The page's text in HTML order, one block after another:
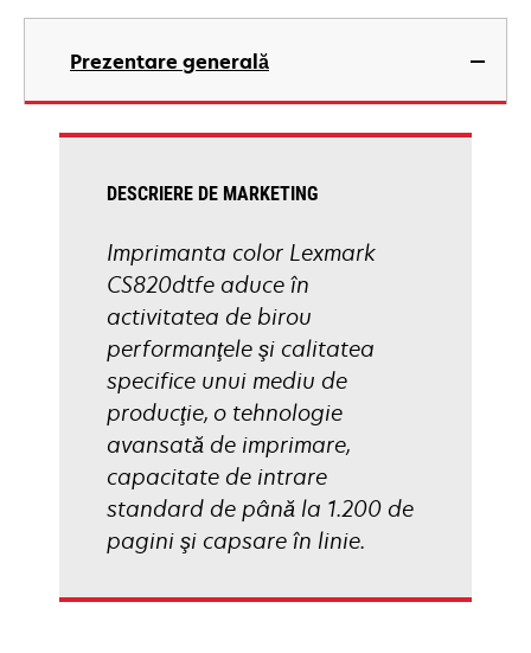
opens
new
Prezentare generală
DESCRIERE DE MARKETING
Imprimanta color Lexmark
CS820dtfe aduce în
activitatea de birou
performanţele şi calitatea
specifice unui mediu de
producţie, o tehnologie
avansată de imprimare,
capacitate de intrare
standard de până la 1.200 de
pagini şi capsare în linie.